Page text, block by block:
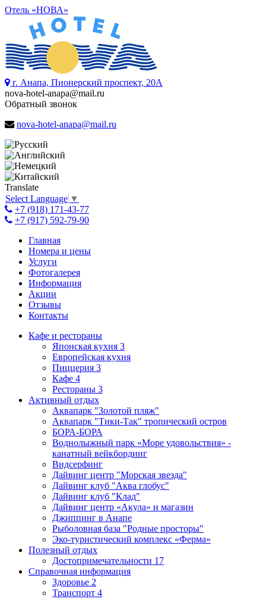
Отель «НОВА»
г. Анапа, Пионерский проспект, 20А
nova-hotel-anapa@mail.ru
Обратный звонок
nova-hotel-anapa@mail.ru
Translate
Select Language ▼
+7 (918) 171-43-77
+7 (917) 592-79-90
Главная
Номера и цены
Услуги
Фотогалерея
Информация
Акции
Отзывы
Контакты
Кафе и рестораны
Японская кухня 3
Европейская кухня
Пиццерия 3
Кафе 4
Рестораны 3
Активный отдых
Аквапарк "Золотой пляж"
Аквапарк "Тики-Так" тропический остров
БОРА-БОРА
Воднолыжный парк «Море удовольствия» -
канатный вейкбординг
Видсерфинг
Дайвинг центр "Морская звезда"
Дайвинг клуб "Аква глобус"
Дайвинг клуб "Клад"
Дайвинг центр «Акула» и магазин
Джиппинг в Анапе
Рыболовная база "Родные просторы"
Эко-туристический комплекс «Ферма»
Полезный отдых
Достопримечательности 17
Справочная информация
Здоровье 2
Транспорт 4